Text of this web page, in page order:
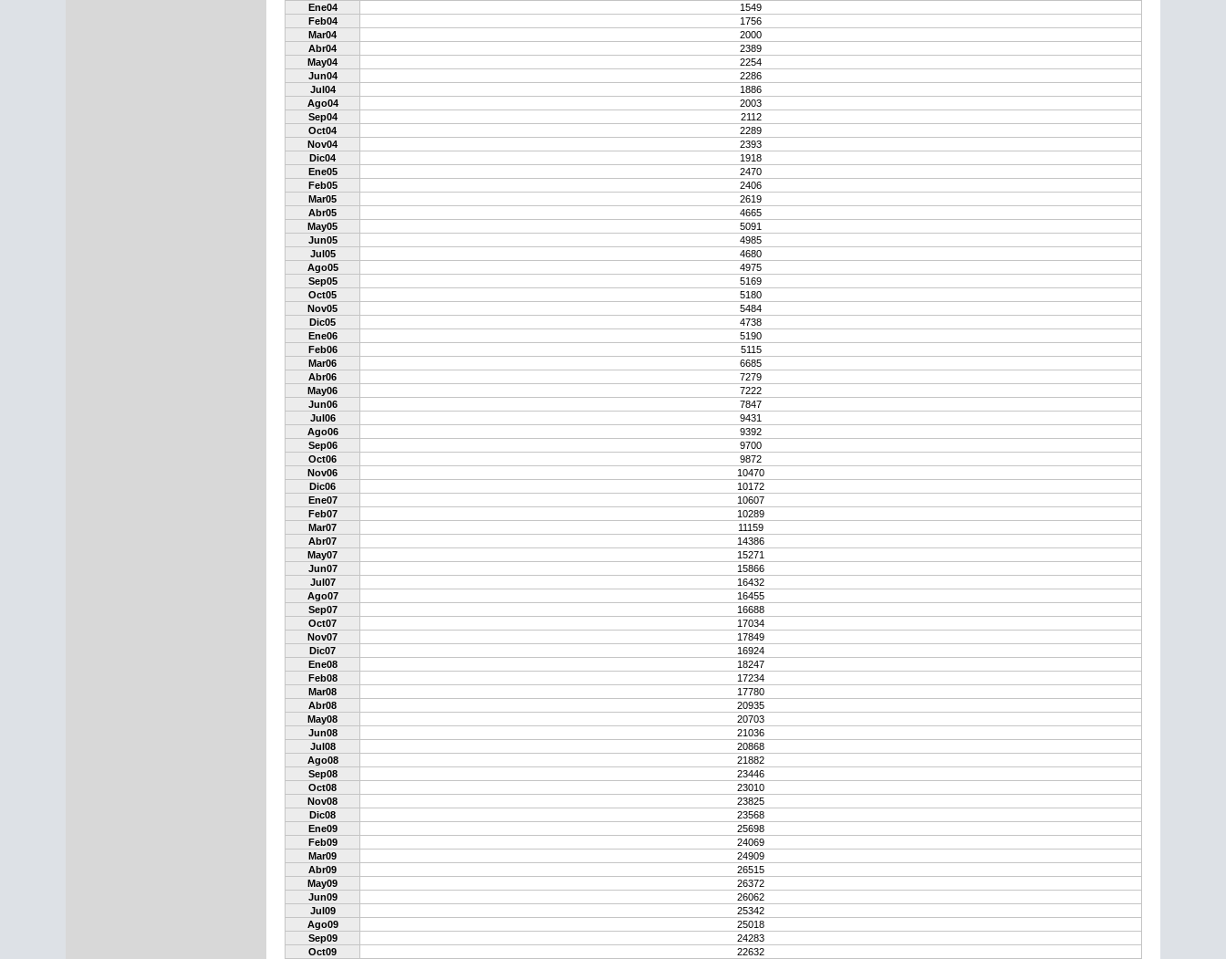
Ene04
1549
Feb04
1756
Mar04
2000
Abr04
2389
May04
2254
Jun04
2286
Jul04
1886
Ago04
2003
Sep04
2112
Oct04
2289
Nov04
2393
Dic04
1918
Ene05
2470
Feb05
2406
Mar05
2619
Abr05
4665
May05
5091
Jun05
4985
Jul05
4680
Ago05
4975
Sep05
5169
Oct05
5180
Nov05
5484
Dic05
4738
Ene06
5190
Feb06
5115
Mar06
6685
Abr06
7279
May06
7222
Jun06
7847
Jul06
9431
Ago06
9392
Sep06
9700
Oct06
9872
Nov06
10470
Dic06
10172
Ene07
10607
Feb07
10289
Mar07
11159
Abr07
14386
May07
15271
Jun07
15866
Jul07
16432
Ago07
16455
Sep07
16688
Oct07
17034
Nov07
17849
Dic07
16924
Ene08
18247
Feb08
17234
Mar08
17780
Abr08
20935
May08
20703
Jun08
21036
Jul08
20868
Ago08
21882
Sep08
23446
Oct08
23010
Nov08
23825
Dic08
23568
Ene09
25698
Feb09
24069
Mar09
24909
Abr09
26515
May09
26372
Jun09
26062
Jul09
25342
Ago09
25018
Sep09
24283
Oct09
22632